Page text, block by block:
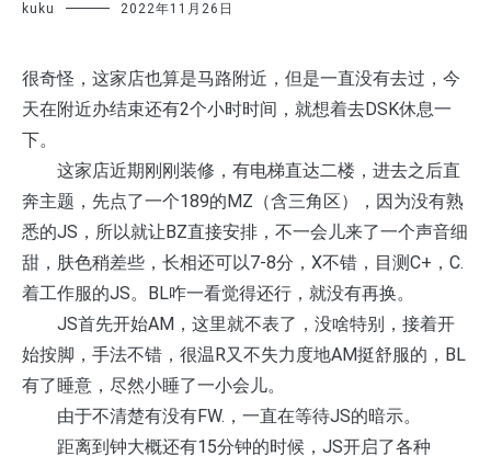
kuku 2022年11月26日
很奇怪，这家店也算是马路附近，但是一直没有去过，今
天在附近办结束还有2个小时时间，就想着去DSK休息一
下。
这家店近期刚刚装修，有电梯直达二楼，进去之后直
奔主题，先点了一个189的MZ（含三角区），因为没有熟
悉的JS，所以就让BZ直接安排，不一会儿来了一个声音细
甜，肤色稍差些，长相还可以7-8分，X不错，目测C+，C.
着工作服的JS。BL咋一看觉得还行，就没有再换。
JS首先开始AM，这里就不表了，没啥特别，接着开
始按脚，手法不错，很温R又不失力度地AM挺舒服的，BL
有了睡意，尽然小睡了一小会儿。
由于不清楚有没有FW.，一直在等待JS的暗示。
距离到钟大概还有15分钟的时候，JS开启了各种